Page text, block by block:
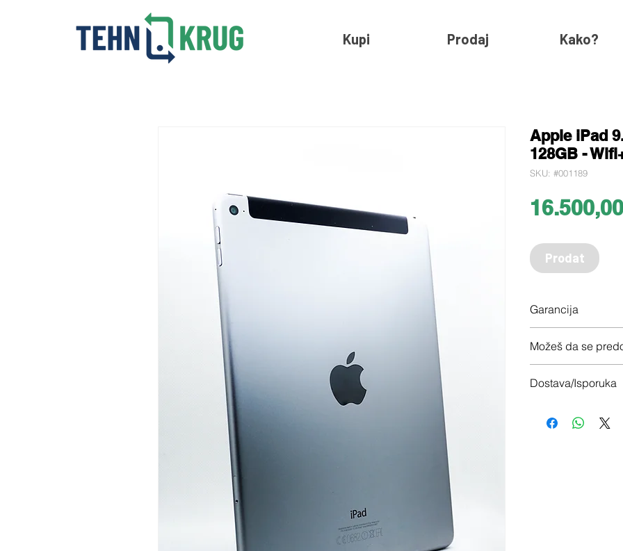
Kupi Prodaj Kako?
Apple iPad
128GB -
SKU: #001189
Prodat
Garancija
Možeš da se
Dostava/Isporuka